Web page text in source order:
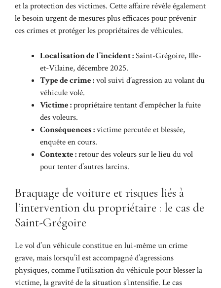
et la protection des victimes. Cette affaire révèle également
le besoin urgent de mesures plus efficaces pour prévenir
ces crimes et protéger les propriétaires de véhicules.
Localisation de l’incident :Saint-Grégoire, Ille-
et-Vilaine, décembre 2025.
Type de crime :vol suivi d’agression au volant du
véhicule volé.
Victime :propriétaire tentant d’empêcher la fuite
des voleurs.
Conséquences :victime percutée et blessée,
enquête en cours.
Contexte :retour des voleurs sur le lieu du vol
pour tenter d’autres larcins.
Braquage de voiture et risques liés à
l’intervention du propriétaire : le cas de
Saint-Grégoire
Le vol d’un véhicule constitue en lui-même un crime
grave, mais lorsqu’il est accompagné d’agressions
physiques, comme l’utilisation du véhicule pour blesser la
victime, la gravité de la situation s’intensifie. Le cas